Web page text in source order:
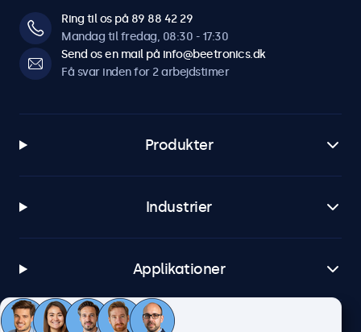
Ring til os på 89 88 42 29
Mandag til fredag, 08:30 - 17:30
Send os en mail på info@beetronics.dk
Få svar inden for 2 arbejdstimer
Produkter
Industrier
Applikationer